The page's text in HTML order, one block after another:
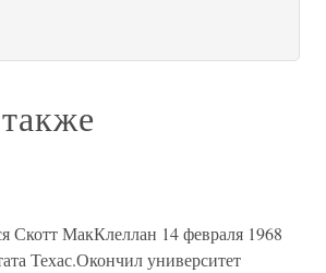
Скотт МакКлеллан 14 февраля 1968
Техас.Окончил университет